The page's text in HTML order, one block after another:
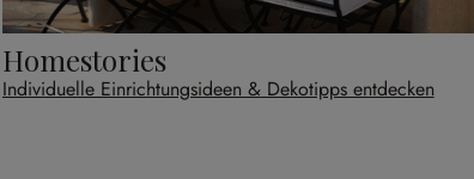
Homestories
Individuelle Einrichtungsideen & Dekotipps entdecken